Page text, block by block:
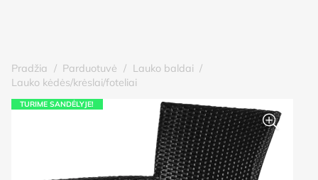
Pradžia / Parduotuvė / Lauko baldai /
Lauko kėdės/krėslai/foteliai
TURIME SANDĖLYJE!